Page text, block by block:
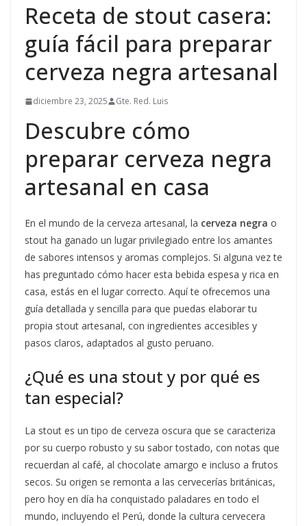
Receta de stout casera:
guía fácil para preparar
cerveza negra artesanal
diciembre 23, 2025 Gte. Red. Luis
Descubre cómo
preparar cerveza negra
artesanal en casa
En el mundo de la cerveza artesanal, la cerveza negra o
stout ha ganado un lugar privilegiado entre los amantes
de sabores intensos y aromas complejos. Si alguna vez te
has preguntado cómo hacer esta bebida espesa y rica en
casa, estás en el lugar correcto. Aquí te ofrecemos una
guía detallada y sencilla para que puedas elaborar tu
propia stout artesanal, con ingredientes accesibles y
pasos claros, adaptados al gusto peruano.
¿Qué es una stout y por qué es
tan especial?
La stout es un tipo de cerveza oscura que se caracteriza
por su cuerpo robusto y su sabor tostado, con notas que
recuerdan al café, al chocolate amargo e incluso a frutos
secos. Su origen se remonta a las cervecerías británicas,
pero hoy en día ha conquistado paladares en todo el
mundo, incluyendo el Perú, donde la cultura cervecera